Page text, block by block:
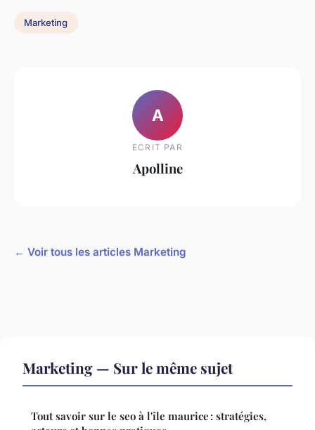
Marketing
A
ECRIT PAR
Apolline
← Voir tous les articles Marketing
Marketing — Sur le même sujet
Tout savoir sur le seo à l'île maurice : stratégies,